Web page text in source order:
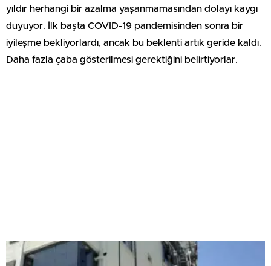
yıldır herhangi bir azalma yaşanmamasından dolayı kaygı
duyuyor. İlk başta COVID-19 pandemisinden sonra bir
iyileşme bekliyorlardı, ancak bu beklenti artık geride kaldı.
Daha fazla çaba gösterilmesi gerektiğini belirtiyorlar.